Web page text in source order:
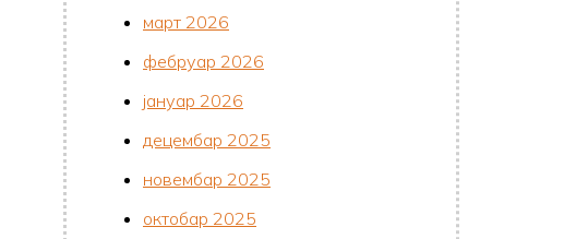
март 2026
фебруар 2026
јануар 2026
децембар 2025
новембар 2025
октобар 2025